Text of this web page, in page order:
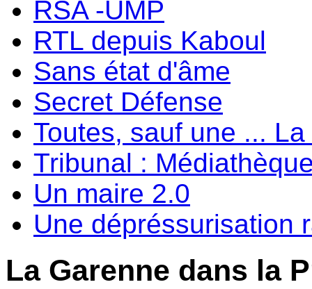
RSA -UMP
RTL depuis Kaboul
Sans état d'âme
Secret Défense
Toutes, sauf une ...
Tribunal :
Un maire 2.0
Une dépréssurisation
La Garenne dans la